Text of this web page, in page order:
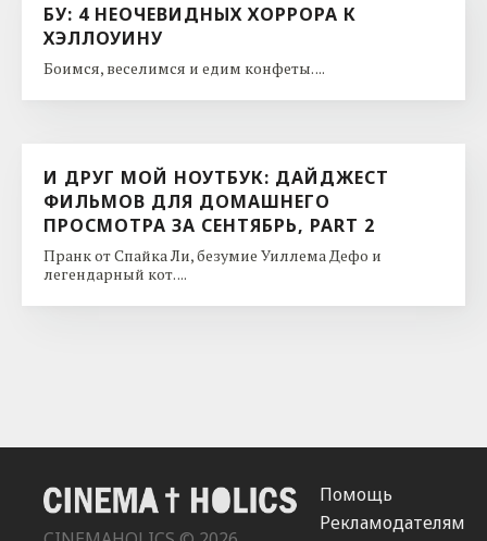
БУ: 4 НЕОЧЕВИДНЫХ ХОРРОРА К
ХЭЛЛОУИНУ
Боимся, веселимся и едим конфеты. ...
И ДРУГ МОЙ НОУТБУК: ДАЙДЖЕСТ
ФИЛЬМОВ ДЛЯ ДОМАШНЕГО
ПРОСМОТРА ЗА СЕНТЯБРЬ, PART 2
Пранк от Спайка Ли, безумие Уиллема Дефо и
легендарный кот. ...
Помощь
Рекламодателям